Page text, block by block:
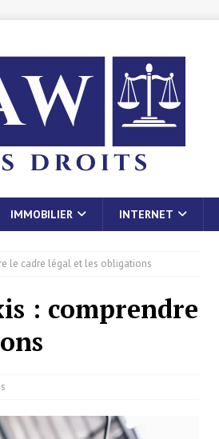
IMMOBILIER INTERNET
le cadre légal et les obligations
: comprendre